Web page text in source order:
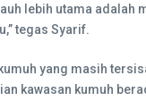
lebih utama
tegas Syarif.
yang masih
kawasan kumuh